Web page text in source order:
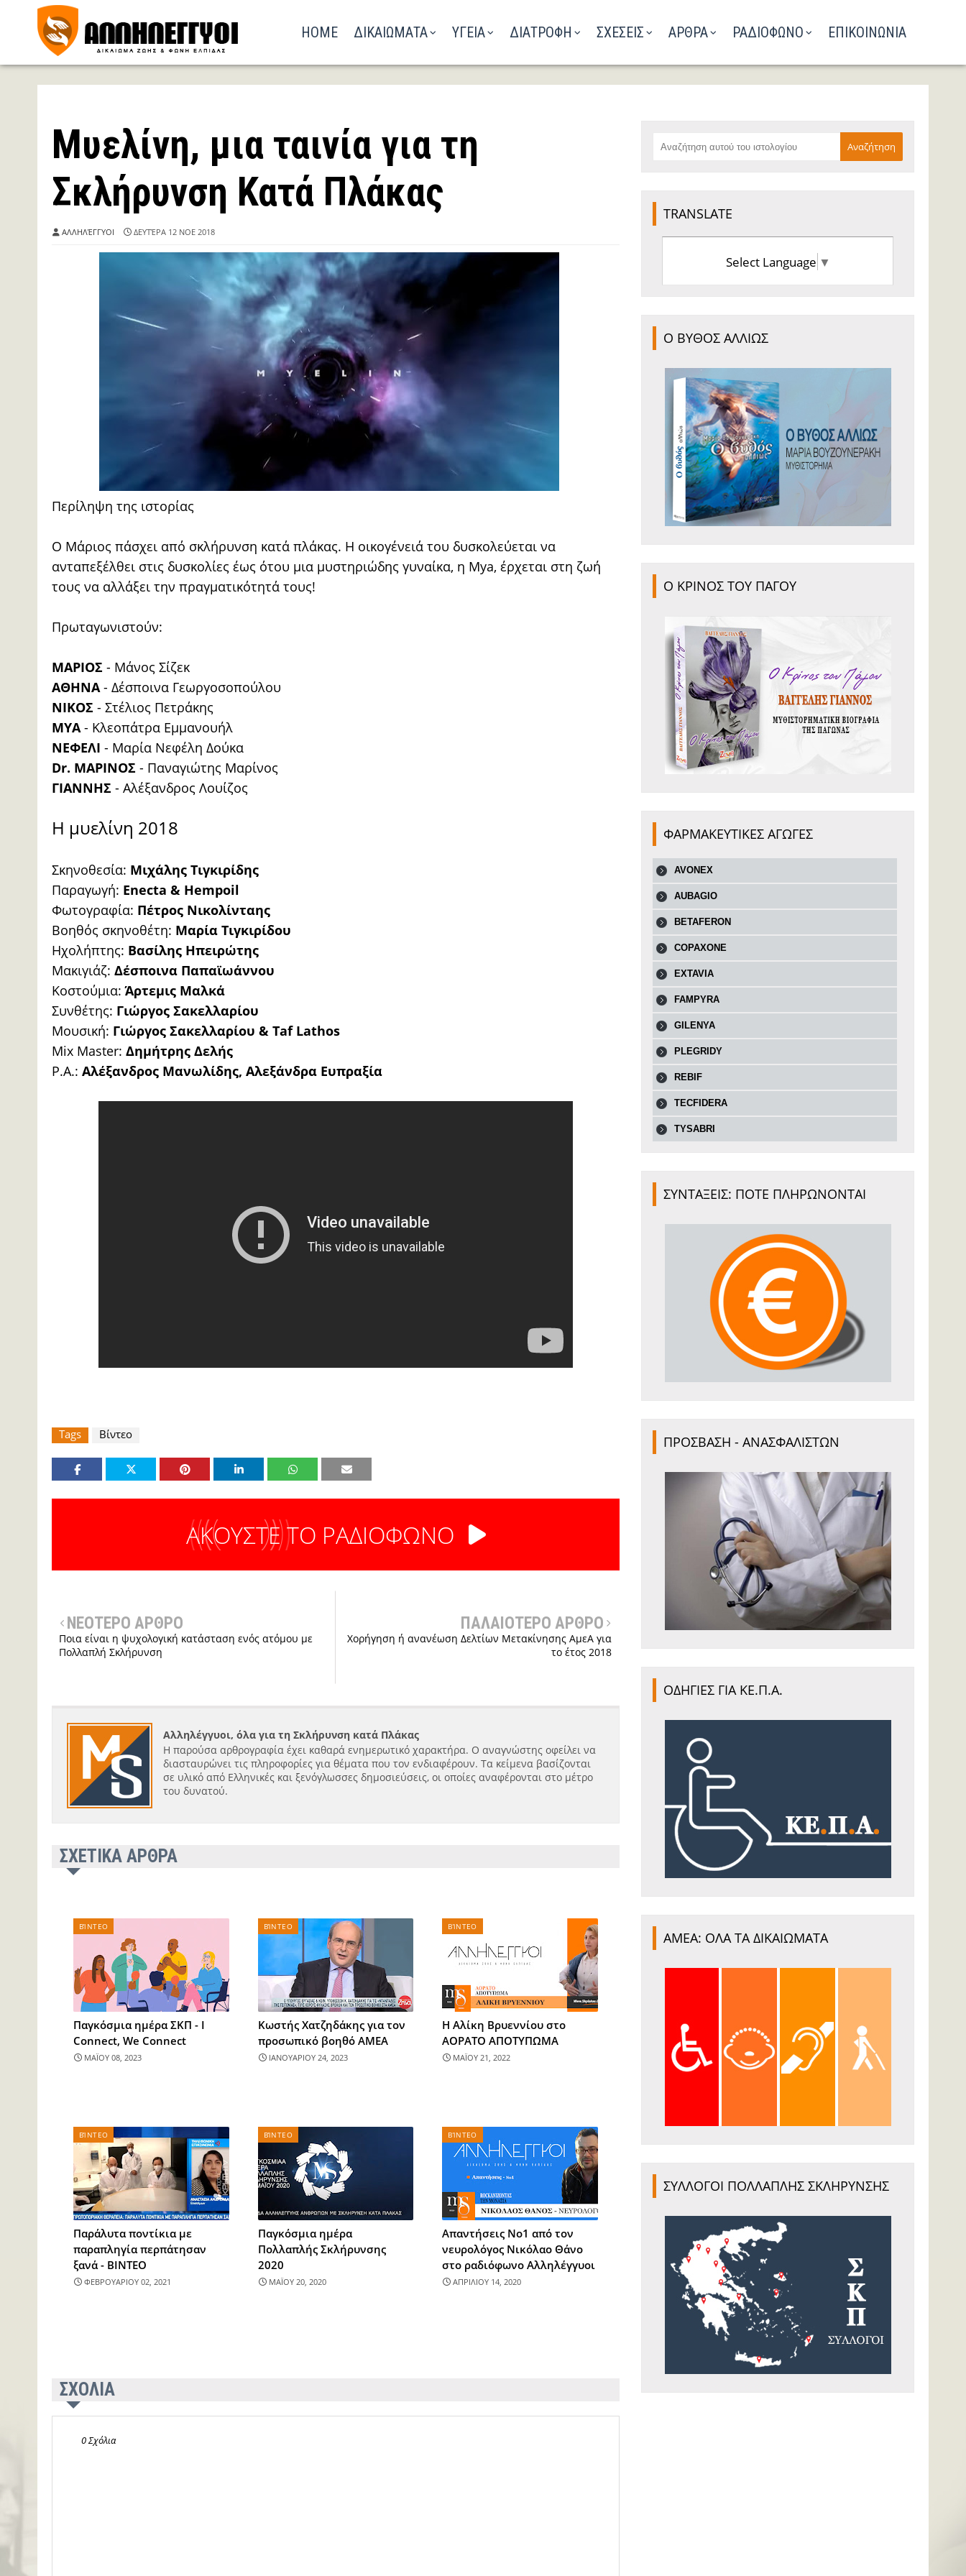
HOME ΔΙΚΑΙΩΜΑΤΑ ΥΓΕΙΑ ΔΙΑΤΡΟΦΗ ΣΧΕΣΕΙΣ ΑΡΘΡΑ ΡΑΔΙΟΦΩΝΟ ΕΠΙΚΟΙΝΩΝΙΑ
ΑΚΟΥΣΤΕ ΤΟ ΡΑΔΙΟΦΩΝΟ
Μυελίνη, μια ταινία για τη
Σκλήρυνση Κατά Πλάκας
ΑΛΛΗΛΈΓΓΥΟΙ ΔΕΥΤΈΡΑ 12 ΝΟΕ 2018
Περίληψη της ιστορίας
Ο Μάριος πάσχει από σκλήρυνση κατά πλάκας. Η οικογένειά του δυσκολεύεται να
ανταπεξέλθει στις δυσκολίες έως ότου μια μυστηριώδης γυναίκα, η Mya, έρχεται στη ζωή
τους να αλλάξει την πραγματικότητά τους!
Πρωταγωνιστούν:
ΜΑΡΙΟΣ - Μάνος Σίζεκ
ΑΘΗΝΑ- Δέσποινα Γεωργοσοπούλου
ΝΙΚΟΣ - Στέλιος Πετράκης
MYA- Κλεοπάτρα Εμμανουήλ
ΝΕΦΕΛΙ - Μαρία Νεφέλη Δούκα
Dr. ΜΑΡΙΝΟΣ - Παναγιώτης Μαρίνος
ΓΙΑΝΝΗΣ - Αλέξανδρος Λουίζος
Η μυελίνη 2018
Σκηνοθεσία: Μιχάλης Τιγκιρίδης
Παραγωγή: Enecta & Hempoil
Φωτογραφία: Πέτρος Νικολίνταης
Βοηθός σκηνοθέτη: Μαρία Τιγκιρίδου
Ηχολήπτης: Βασίλης Ηπειρώτης
Μακιγιάζ: Δέσποινα Παπαϊωάννου
Κοστούμια:Άρτεμις Μαλκά
Συνθέτης: Γιώργος Σακελλαρίου
Μουσική: Γιώργος Σακελλαρίου & Taf Lathos
Mix Master: Δημήτρης Δελής
Ρ.Α.: Αλέξανδρος Μανωλίδης, Αλεξάνδρα Ευπραξία
Tags Βίντεο
ΑΚΟΥΣΤΕ ΤΟ ΡΑΔΙΟΦΩΝΟ
ΝΕΟΤΕΡΟ ΑΡΘΡΟ
Ποια είναι η ψυχολογική κατάσταση ενός ατόμου με
Πολλαπλή Σκλήρυνση
ΠΑΛΑΙΟΤΕΡΟ ΑΡΘΡΟ
Χορήγηση ή ανανέωση Δελτίων Μετακίνησης ΑμεΑ για
το έτος 2018
Αλληλέγγυοι, όλα για τη Σκλήρυνση κατά Πλάκας
Η παρούσα αρθρογραφία έχει καθαρά ενημερωτικό χαρακτήρα. Ο αναγνώστης οφείλει να
διασταυρώνει τις πληροφορίες για θέματα που τον ενδιαφέρουν. Τα κείμενα βασίζονται
σε υλικό από Ελληνικές και ξενόγλωσσες δημοσιεύσεις, οι οποίες αναφέρονται στο μέτρο
του δυνατού.
ΣΧΕΤΙΚΑ ΑΡΘΡΑ
ΒΊΝΤΕΟ
Παγκόσμια ημέρα ΣΚΠ - I
Connect, We Connect
ΜΑΪΟΥ 08, 2023
ΒΊΝΤΕΟ
Κωστής Χατζηδάκης για τον
προσωπικό βοηθό ΑΜΕΑ
ΙΑΝΟΥΑΡΙΟΥ 24, 2023
ΒΊΝΤΕΟ
Η Αλίκη Βρυεννίου στο
ΑΟΡΑΤΟ ΑΠΟΤΥΠΩΜΑ
ΜΑΪΟΥ 21, 2022
ΒΊΝΤΕΟ
Παράλυτα ποντίκια με
παραπληγία περπάτησαν
ξανά - BINTEO
ΦΕΒΡΟΥΑΡΙΟΥ 02, 2021
ΒΊΝΤΕΟ
Παγκόσμια ημέρα
Πολλαπλής Σκλήρυνσης
2020
ΜΑΪΟΥ 20, 2020
ΒΊΝΤΕΟ
Απαντήσεις Νο1 από τον
νευρολόγος Νικόλαο Θάνο
στο ραδιόφωνο Αλληλέγγυοι
ΑΠΡΙΛΙΟΥ 14, 2020
ΣΧΟΛΙΑ
0 Σχόλια
TRANSLATE
Select Language ▼
Ο ΒΥΘΟΣ ΑΛΛΙΩΣ
Ο ΚΡΙΝΟΣ ΤΟΥ ΠΑΓΟΥ
ΦΑΡΜΑΚΕΥΤΙΚΕΣ ΑΓΩΓΕΣ
AVONEX
AUBAGIO
BETAFERON
COPAXONE
EXTAVIA
FAMPYRA
GILENYA
PLEGRIDY
REBIF
TECFIDERA
TYSABRI
ΣΥΝΤΑΞΕΙΣ: ΠΟΤΕ ΠΛΗΡΩΝΟΝΤΑΙ
ΠΡΟΣΒΑΣΗ - ΑΝΑΣΦΑΛΙΣΤΩΝ
ΟΔΗΓΙΕΣ ΓΙΑ ΚΕ.Π.Α.
ΑΜΕΑ: ΟΛΑ ΤΑ ΔΙΚΑΙΩΜΑΤΑ
ΣΥΛΛΟΓΟΙ ΠΟΛΛΑΠΛΗΣ ΣΚΛΗΡΥΝΣΗΣ